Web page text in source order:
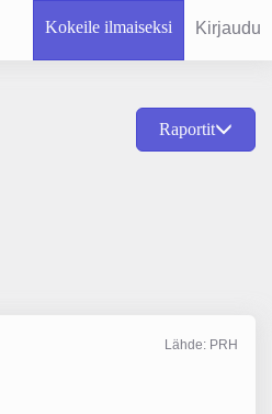
Kokeile ilmaiseksi Kirjaudu
Raportit
Lähde: PRH